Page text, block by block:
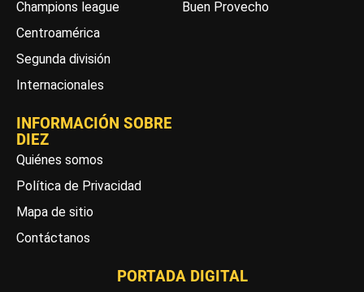
Champions league
Centroamérica
Segunda división
Internacionales
Buen Provecho
INFORMACIÓN SOBRE
DIEZ
Quiénes somos
Política de Privacidad
Mapa de sitio
Contáctanos
PORTADA DIGITAL